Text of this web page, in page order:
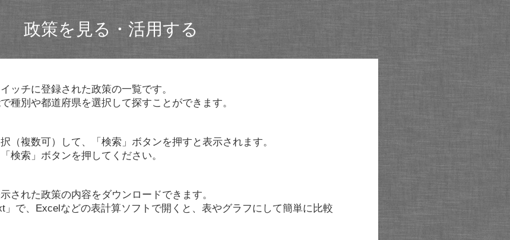
政策を見る・活用する
ッチに登録された政策の一覧です。
種別や都道府県を選択して探すことができます。
（複数可）して、「検索」ボタンを押すと表示されます。
検索」ボタンを押してください。
された政策の内容をダウンロードできます。
で、Excelなどの表計算ソフトで開くと、表やグラフにして簡単に比較